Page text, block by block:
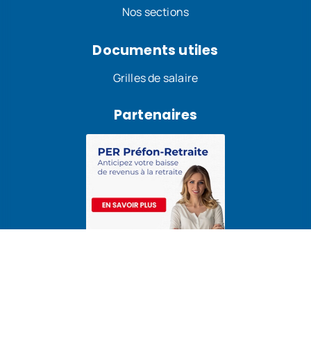
Nos sections
Documents utiles
Grilles de salaire
Partenaires